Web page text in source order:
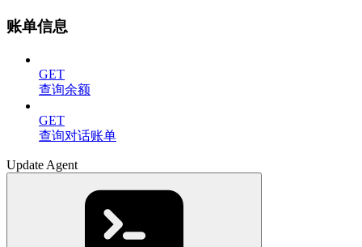
账单信息
GET
查询余额
GET
查询对话账单
Update Agent